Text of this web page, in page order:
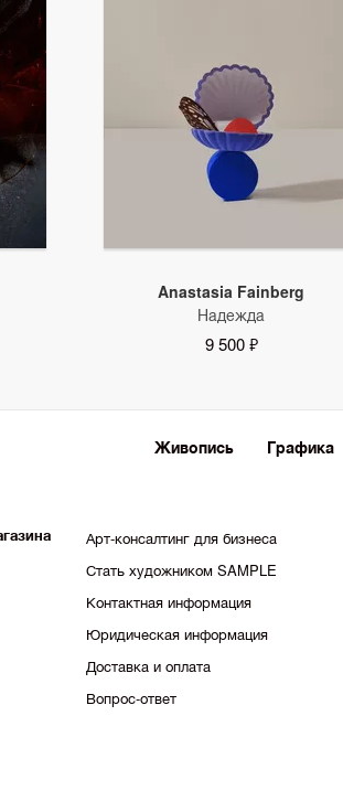
Anastasia Fainberg
Надежда
9 500 ₽
Живопись Графика
Арт-консалтинг для бизнеса
Стать художником SAMPLE
Контактная информация
Юридическая информация
Доставка и оплата
Вопрос-ответ